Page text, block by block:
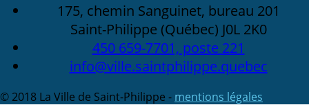
175, chemin Sanguinet, bureau 201
Saint-Philippe (Québec) J0L 2K0
450 659-7701, poste 221
info@ville.saintphilippe.quebec
© 2018 La Ville de Saint-Philippe - mentions légales